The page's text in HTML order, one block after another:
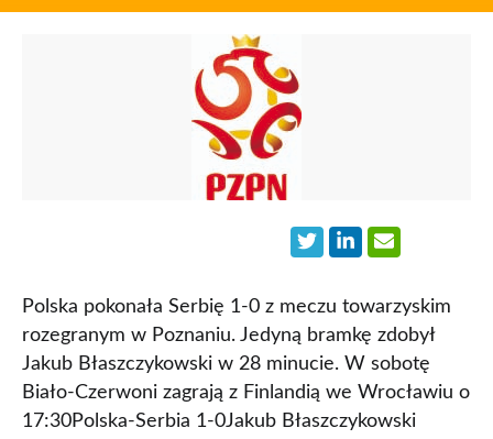
Polska pokonała Serbię 1-0 z meczu towarzyskim
rozegranym w Poznaniu. Jedyną bramkę zdobył
Jakub Błaszczykowski w 28 minucie. W sobotę
Biało-Czerwoni zagrają z Finlandią we Wrocławiu o
17:30Polska-Serbia 1-0Jakub Błaszczykowski